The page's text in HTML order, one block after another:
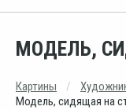
МОДЕЛЬ,
Картины
Модель, сидящая на